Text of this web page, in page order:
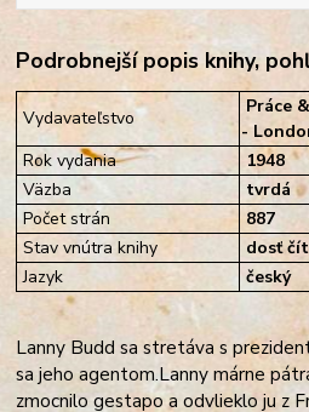
Podrobnejší popis knihy,
Vydavateľstvo
Práce
-
Rok vydania
1948
Väzba
tvrdá
Počet strán
887
Stav vnútra knihy
dosť
Jazyk
český
Lanny Budd sa stretáva s
sa jeho agentom.Lanny márne
zmocnilo gestapo a odvlieklo ju z